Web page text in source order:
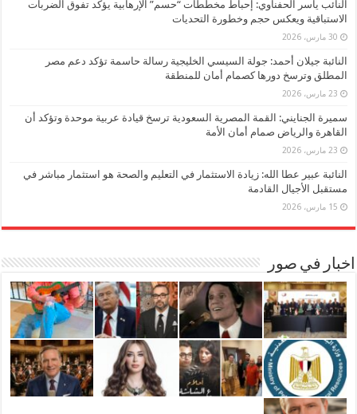
النائب ياسر الحفناوي: إحباط مخططات “حسم” الإرهابية يؤكد تفوق الضربات
الاستباقية ويعكس حجم وخطورة التحديات
30 مارس، 2026
النائبة جيلان أحمد: جولة السيسي الخليجية رسالة حاسمة تؤكد دعم مصر
المطلق وترسخ دورها كصمام أمان للمنطقة
23 مارس، 2026
سميرة الجنايني: القمة المصرية السعودية ترسخ قيادة عربية موحدة وتؤكد أن
القاهرة والرياض صمام أمان الأمة
23 مارس، 2026
النائبة عبير عطا الله: زيادة الاستثمار في التعليم والصحة هو استثمار مباشر في
مستقبل الأجيال القادمة
15 مارس، 2026
اخبار في صور